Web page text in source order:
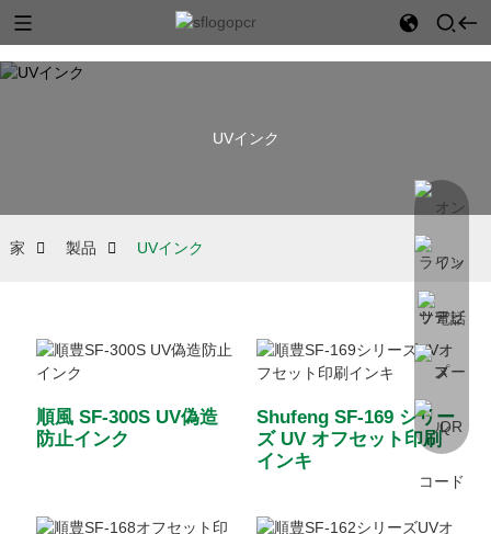
UVインク
家 製品 UVインク
順風 SF-300S UV偽造
防止インク
Shufeng SF-169 シリー
ズ UV オフセット印刷
インキ